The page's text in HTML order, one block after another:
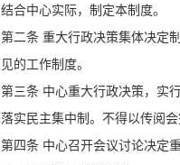
结合中心实际，制定本制度。
第二条 重大行政决策集体决定
见的工作制度。
第三条 中心重大行政决策，实
落实民主集中制。不得以传阅
第四条 中心召开会议讨论决定